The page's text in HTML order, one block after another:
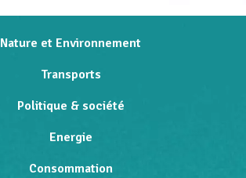
Nature et Environnement
Transports
Politique & société
Energie
Consommation